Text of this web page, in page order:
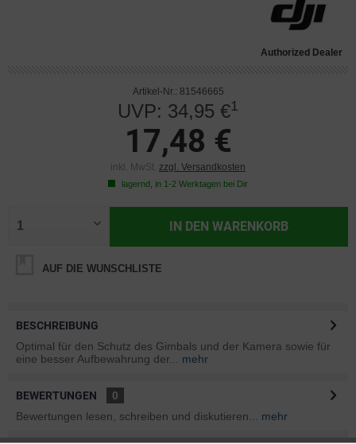
Authorized Dealer
Artikel-Nr.: 81546665
UVP: 34,95 €1
17,48 €
inkl. MwSt. zzgl. Versandkosten
lagernd, in 1-2 Werktagen bei Dir
IN DEN WARENKORB
AUF DIE WUNSCHLISTE
BESCHREIBUNG
Optimal für den Schutz des Gimbals und der Kamera sowie für
eine besser Aufbewahrung der...
mehr
BEWERTUNGEN
0
Bewertungen lesen, schreiben und diskutieren...
mehr